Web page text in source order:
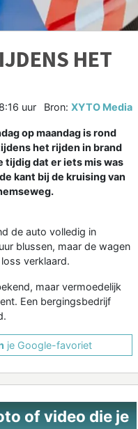
HET
uur Bron: XYTO Media
op maandag is rond
het rijden in brand
tijdig dat er iets mis was
kant bij de kruising van
de auto volledig in
blussen, maar de wagen
verklaard.
maar vermoedelijk
Een bergingsbedrijf
je Google-favoriet
of video die je